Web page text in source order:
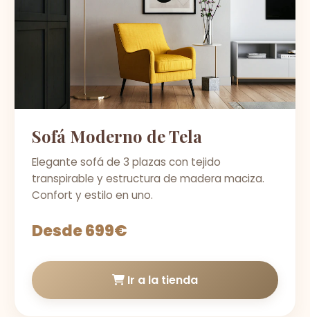
Sofá Moderno de Tela
Elegante sofá de 3 plazas con tejido
transpirable y estructura de madera maciza.
Confort y estilo en uno.
Desde 699€
Ir a la tienda